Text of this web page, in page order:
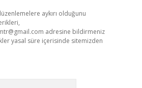
aykırı olduğunu
adresine bildirmeniz
yasal süre içerisinde sitemizden